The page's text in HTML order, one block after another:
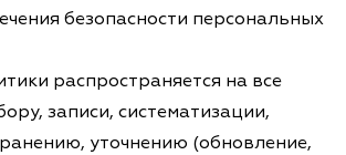
безопасности персональных
распространяется на все
записи, систематизации,
уточнению (обновление,